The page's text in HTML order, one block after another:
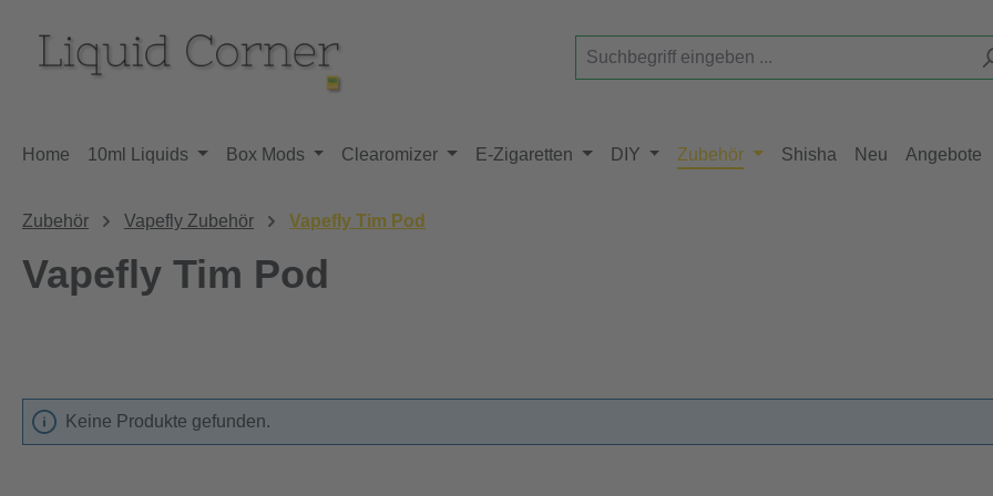
Home 10ml Liquids Box Mods Clearomizer E-Zigaretten DIY Zubehör Shisha Neu Angebote
Zubehör Vapefly Zubehör Vapefly Tim Pod
Vapefly Tim Pod
Keine Produkte gefunden.